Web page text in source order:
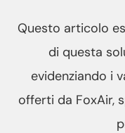
Questo articolo
di questa
evidenziando i
offerti da FoxAir,